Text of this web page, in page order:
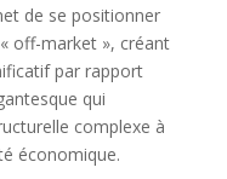
de se positionner
off-market », créant
par rapport
qui
complexe à
économique.